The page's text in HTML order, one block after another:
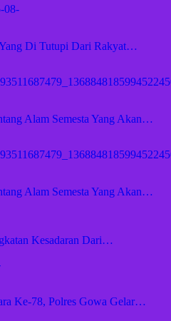
Yang Di Tutupi Dari Rakyat…
Alam Semesta Yang Akan…
Alam Semesta Yang Akan…
Kesadaran Dari…
Ke-78, Polres Gowa Gelar…